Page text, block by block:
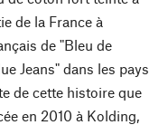
de la France à
de "Bleu de
Jeans" dans les pays
de cette histoire que
en 2010 à Kolding,